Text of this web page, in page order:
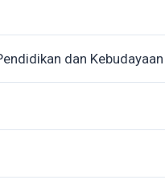
dan Kebudayaan